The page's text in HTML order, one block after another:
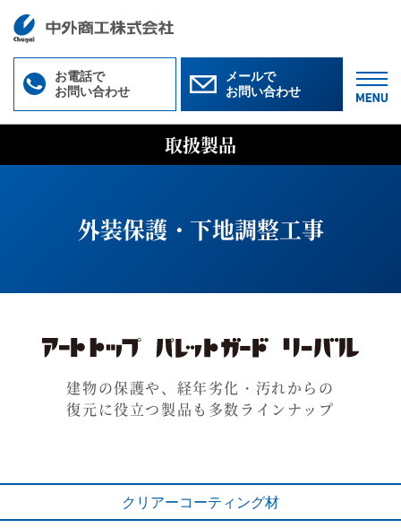
お電話で
お問い合わせ
メールで
お問い合わせ
取扱製品
外装保護・下地調整工事
建物の保護や、経年劣化・汚れからの
復元に役立つ製品も多数ラインナップ
クリアーコーティング材